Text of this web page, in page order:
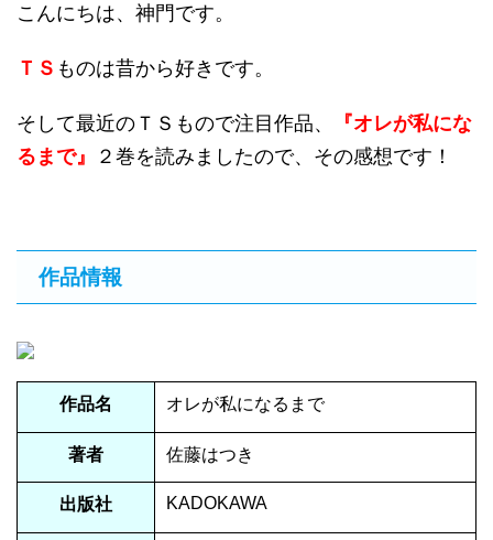
こんにちは、神門です。
ＴＳ ものは昔から好きです。
そして最近のＴＳもので注目作品、
『オレが私にな
るまで』
２巻を読みましたので、その感想です！
作品情報
作品名 オレが私になるまで
著者 佐藤はつき
出版社 KADOKAWA